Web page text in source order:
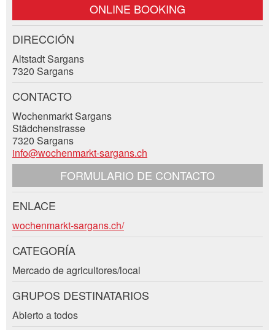
Nachricht
* Entrada obligatoria
ESCRIBIR MENSAJE
Cerrar
Cerrar
Además de dirección:
La calle y no. *:
E-mail *:
* Campo obligatorio
ONLINE BOOKING
DIRECCIÓN
Altstadt Sargans
7320 Sargans
CONTACTO
Wochenmarkt Sargans
Städchenstrasse
7320 Sargans
info@wochenmarkt-sargans.ch
FORMULARIO DE CONTACTO
Contacto
ENLACE
wochenmarkt-sargans.ch/
CATEGORÍA
Mercado de agricultores/local
GRUPOS DESTINATARIOS
Abierto a todos